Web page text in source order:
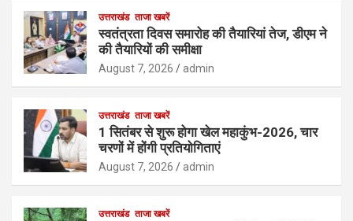
उत्तराखंड ताजा खबरें
स्वतंत्रता दिवस समारोह की तैयारियां तेज, डीएम ने
की तैयारियों की समीक्षा
August 7, 2026 admin
उत्तराखंड ताजा खबरें
1 सितंबर से शुरू होगा खेल महाकुंभ-2026, चार
चरणों में होंगी प्रतियोगिताएं
August 7, 2026 admin
उत्तराखंड ताजा खबरें